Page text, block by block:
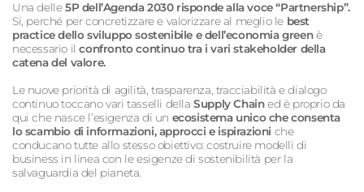
Una delle5P dell’Agenda 2030 risponde alla voce “Partnership”.
Si, perché per concretizzare e valorizzare al meglio le best
practice dello sviluppo sostenibile e dell’economia greenè
necessario ilconfronto continuo tra i vari stakeholder della
catena del valore.
Le nuove priorità di agilità, trasparenza, tracciabilità e dialogo
continuo toccano vari tasselli dellaSupply Chained è proprio da
qui che nasce l’esigenza di un ecosistema unico che consenta
lo scambio di informazioni, approcci e ispirazioni che
conducano tutte allo stesso obiettivo: costruire modelli di
business in linea con le esigenze di sostenibilità per la
salvaguardia del pianeta.